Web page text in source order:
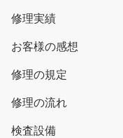
修理実績
お客様の感想
修理の規定
修理の流れ
検査設備